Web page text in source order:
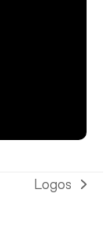
Nächster
Logos